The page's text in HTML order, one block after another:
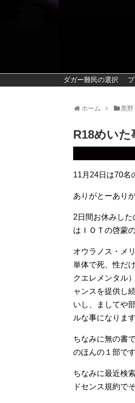
ダガー難民の選択
ホーム 黒野
R18めいた
11月24日は70名
ありがとーあり
2日間お休みし
はＩＯＴの啓蒙
オウラノス・メ
単体で死、性だ
クエレメンタル
ャンスを提供し
いし、ましてや
ルな事になります
ちなみに無の書
のほんの１部で
ちなみに最近検
ドセンス規約で